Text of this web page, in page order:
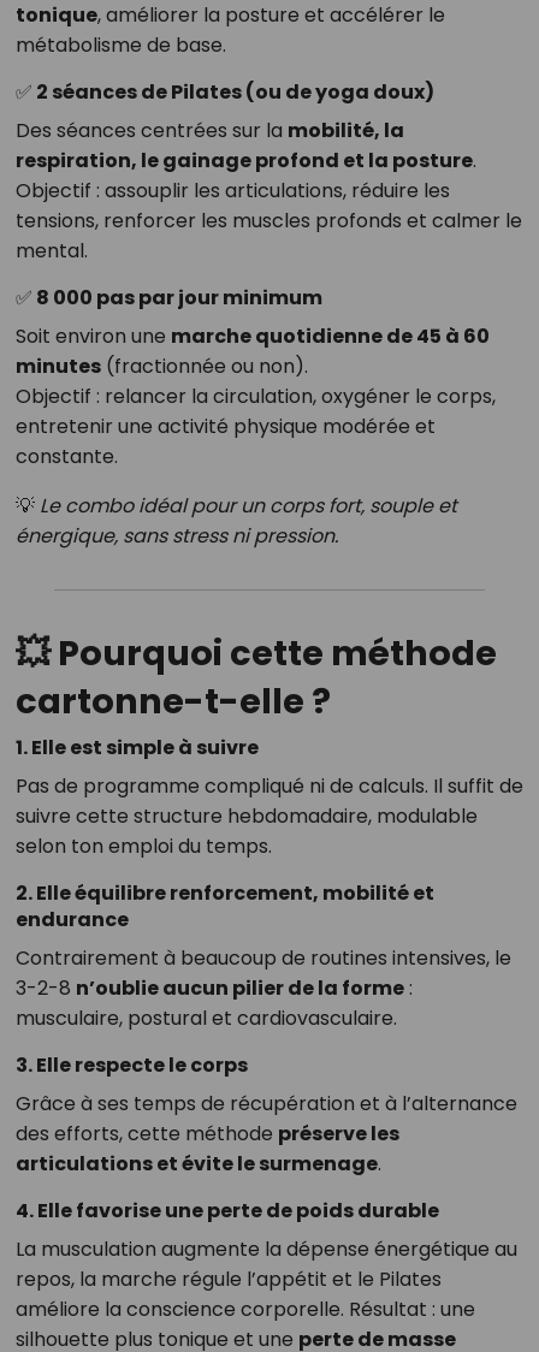
tonique, améliorer la posture et accélérer le
métabolisme de base.
✅ 2 séances de Pilates (ou de yoga doux)
Des séances centrées sur la mobilité, la
respiration, le gainage profond et la posture.
Objectif : assouplir les articulations, réduire les
tensions, renforcer les muscles profonds et calmer le
mental.
✅ 8 000 pas par jour minimum
Soit environ une marche quotidienne de 45 à 60
minutes(fractionnée ou non).
Objectif : relancer la circulation, oxygéner le corps,
entretenir une activité physique modérée et
constante.
💡 Le combo idéal pour un corps fort, souple et
énergique, sans stress ni pression.
💥Pourquoi cette méthode
cartonne-t-elle ?
1.Elle est simple à suivre
Pas de programme compliqué ni de calculs. Il suffit de
suivre cette structure hebdomadaire, modulable
selon ton emploi du temps.
2.Elle équilibre renforcement, mobilité et
endurance
Contrairement à beaucoup de routines intensives, le
3-2-8 n’oublie aucun pilier de la forme:
musculaire, postural et cardiovasculaire.
3.Elle respecte le corps
Grâce à ses temps de récupération et à l’alternance
des efforts, cette méthode préserve les
articulations et évite le surmenage.
4.Elle favorise une perte de poids durable
La musculation augmente la dépense énergétique au
repos, la marche régule l’appétit et le Pilates
améliore la conscience corporelle. Résultat : une
silhouette plus tonique et une perte de masse